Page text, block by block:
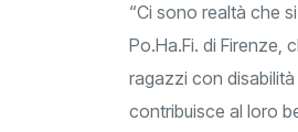
“Ci sono realtà che
Po.Ha.Fi. di Firenze,
ragazzi con
contribuisce al loro